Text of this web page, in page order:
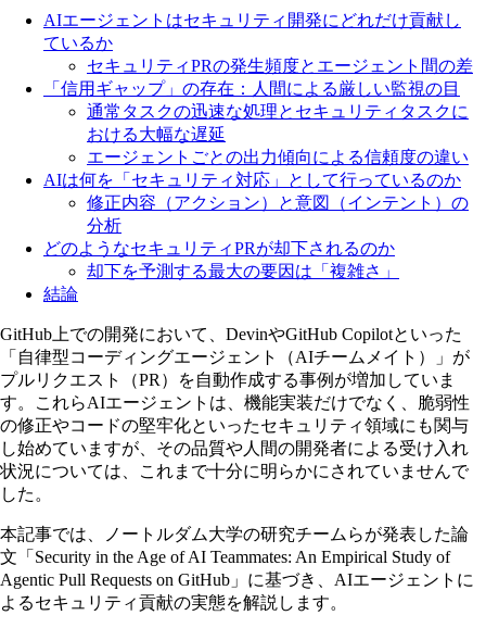
AIエージェントはセキュリティ開発にどれだけ貢献し
ているか
セキュリティPRの発生頻度とエージェント間の差
「信用ギャップ」の存在：人間による厳しい監視の目
通常タスクの迅速な処理とセキュリティタスクに
おける大幅な遅延
エージェントごとの出力傾向による信頼度の違い
AIは何を「セキュリティ対応」として行っているのか
修正内容（アクション）と意図（インテント）の
分析
どのようなセキュリティPRが却下されるのか
却下を予測する最大の要因は「複雑さ」
結論
GitHub上での開発において、DevinやGitHub Copilotといった
「自律型コーディングエージェント（AIチームメイト）」が
プルリクエスト（PR）を自動作成する事例が増加していま
す。これらAIエージェントは、機能実装だけでなく、脆弱性
の修正やコードの堅牢化といったセキュリティ領域にも関与
し始めていますが、その品質や人間の開発者による受け入れ
状況については、これまで十分に明らかにされていませんで
した。
本記事では、ノートルダム大学の研究チームらが発表した論
文「Security in the Age of AI Teammates: An Empirical Study of
Agentic Pull Requests on GitHub」に基づき、AIエージェントに
よるセキュリティ貢献の実態を解説します。